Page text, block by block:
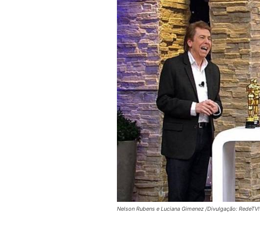
Nelson Rubens e Luciana Gimenez /Divulgação: RedeTV!